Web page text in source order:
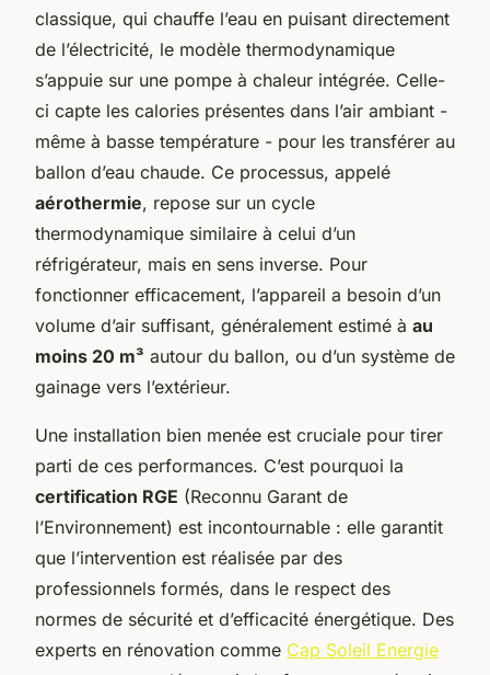
classique, qui chauffe l’eau en puisant directement
de l’électricité, le modèle thermodynamique
s’appuie sur une pompe à chaleur intégrée. Celle-
ci capte les calories présentes dans l’air ambiant -
même à basse température - pour les transférer au
ballon d’eau chaude. Ce processus, appelé
aérothermie, repose sur un cycle
thermodynamique similaire à celui d’un
réfrigérateur, mais en sens inverse. Pour
fonctionner efficacement, l’appareil a besoin d’un
volume d’air suffisant, généralement estimé à au
moins 20 m³ autour du ballon, ou d’un système de
gainage vers l’extérieur.
Une installation bien menée est cruciale pour tirer
parti de ces performances. C’est pourquoi la
certification RGE (Reconnu Garant de
l’Environnement) est incontournable : elle garantit
que l’intervention est réalisée par des
professionnels formés, dans le respect des
normes de sécurité et d’efficacité énergétique. Des
experts en rénovation comme Cap Soleil Energie